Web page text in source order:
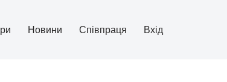
Новини Співпраця Вхід